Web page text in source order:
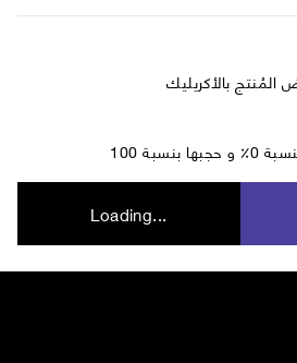
Loading...